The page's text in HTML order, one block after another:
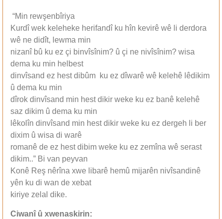
“Min rewşenbîriya
Kurdî wek keleheke herifandî ku hîn kevirê wê li derdora
wê ne didît, lewma min
nizanî bû ku ez çi binvîsînim? û çi ne nivîsînim? wisa
dema ku min helbest
dinvîsand ez hest dibûm ku ez dîwarê wê kelehê lêdikim
û dema ku min
dîrok dinvîsand min hest dikir weke ku ez banê kelehê
saz dikim û dema ku min
lêkolîn dinvîsand min hest dikir weke ku ez dergeh li ber
dixim û wisa di warê
romanê de ez hest dibim weke ku ez zemîna wê serast
dikim..” Bi van peyvan
Konê Reş nêrîna xwe libarê hemû mijarên nivîsandinê
yên ku di wan de xebat
kiriye zelal dike.
Ciwanî û xwenaskirin: